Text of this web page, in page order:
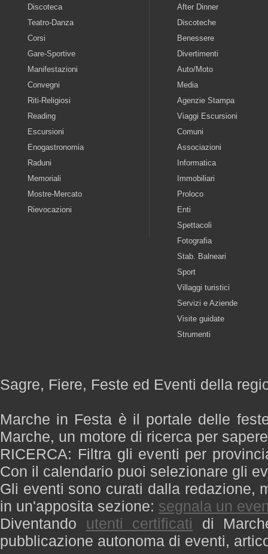
Discoteca
Teatro-Danza
Corsi
Gare-Sportive
Manifestazioni
Convegni
Riti-Religiosi
Reading
Escursioni
Enogastronomia
Raduni
Memoriali
Mostre-Mercato
Rievocazioni
After Dinner
Discoteche
Benessere
Divertimenti
Auto/Moto
Media
Agenzie Stampa
Viaggi Escursioni
Comuni
Associazioni
Informatica
Immobiliari
Proloco
Enti
Spettacoli
Fotografia
Stab. Balneari
Sport
Villaggi turistici
Servizi e Aziende
Visite guidate
Strumenti
Sagre, Fiere, Feste ed Eventi della
Marche in Festa è il portale delle
Marche, un motore di ricerca per
RICERCA: Filtra gli eventi per
Con il calendario puoi selezionare gli
Gli eventi sono curati dalla redazione,
in un'apposita sezione: segnala un
Diventando utenti certificati di
pubblicazione autonoma di eventi,